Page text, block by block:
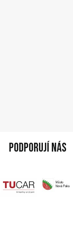
Podporují nás